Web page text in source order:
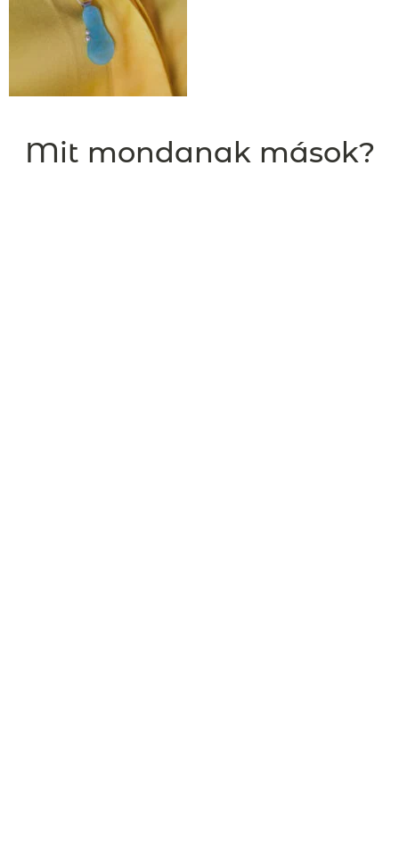
Mit mondanak mások?